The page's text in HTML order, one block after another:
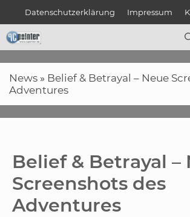
springen
Datenschutzerklärung Impressum
News » Belief & Betrayal – Neue
Adventures
Belief & Betrayal –
Screenshots des
Adventures